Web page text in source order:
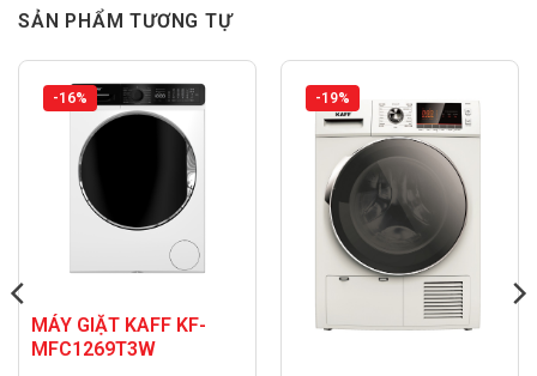
SẢN PHẨM TƯƠNG TỰ
-16%
MÁY GIẶT KAFF KF-
MFC1269T3W
-19%